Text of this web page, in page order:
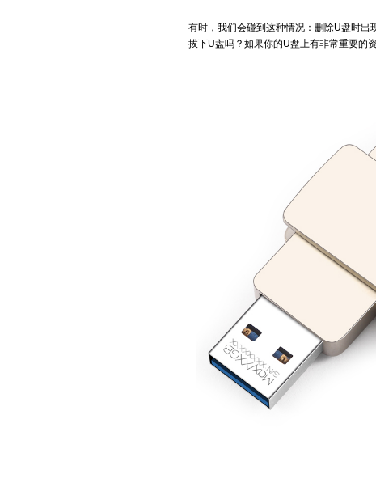
有时，我们会碰到这种情况：删除U盘时出
拔下U盘吗？如果你的U盘上有非常重要的